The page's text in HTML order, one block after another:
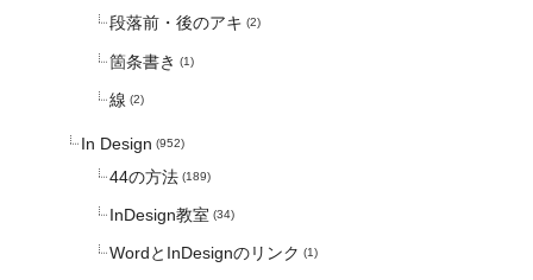
段落前・後のアキ (2)
箇条書き (1)
線 (2)
In Design (952)
44の方法 (189)
InDesign教室 (34)
WordとInDesignのリンク (1)